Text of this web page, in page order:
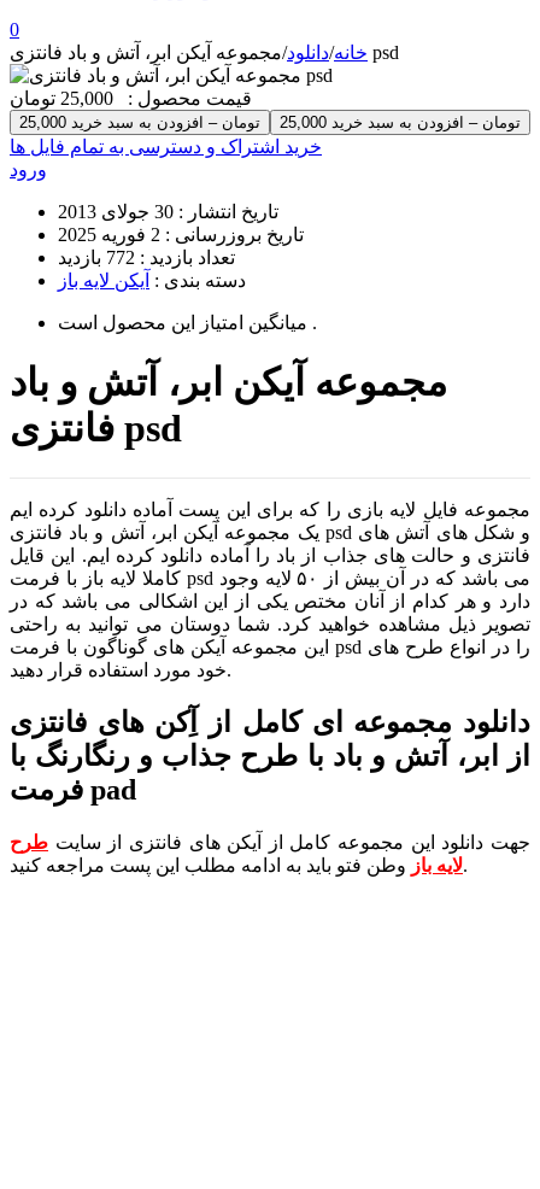
0
خانه/دانلود/ مجموعه آیکن ابر، آتش و باد فانتزی psd
قیمت محصول : 25,000 تومان
25,000 تومان – افزودن به سبد خرید
خرید اشتراک و دسترسی به تمام فایل ها
ورود
تاریخ انتشار : 30 جولای 2013
تاریخ بروزرسانی : 2 فوریه 2025
تعداد بازدید : 772 بازدید
دسته بندی : آیکن لایه باز
میانگین امتیاز این محصول است .
مجموعه آیکن ابر، آتش و باد
فانتزی psd
مجموعه فایل لایه بازی را که برای این پست آماده دانلود کرده ایم
یک مجموعه آیکن ابر، آتش و باد فانتزی psd و شکل های آتش های
فانتزی و حالت های جذاب از باد را آماده دانلود کرده ایم. این قایل
کاملا لایه باز با فرمت psd می باشد که در آن بیش از ۵۰ لایه وجود
دارد و هر کدام از آنان مختص یکی از این اشکالی می باشد که در
تصویر ذیل مشاهده خواهید کرد. شما دوستان می توانید به راحتی
این مجموعه آیکن های گوناگون با فرمت psd را در انواع طرح های
خود مورد استفاده قرار دهید.
دانلود مجموعه ای کامل از آِکن های فانتزی
از ابر، آتش و باد با طرح جذاب و رنگارنگ با
فرمت pad
جهت دانلود این مجموعه کامل از آیکن های فانتزی از سایت طرح
لایه بازوطن فتو باید به ادامه مطلب این پست مراجعه کنید.